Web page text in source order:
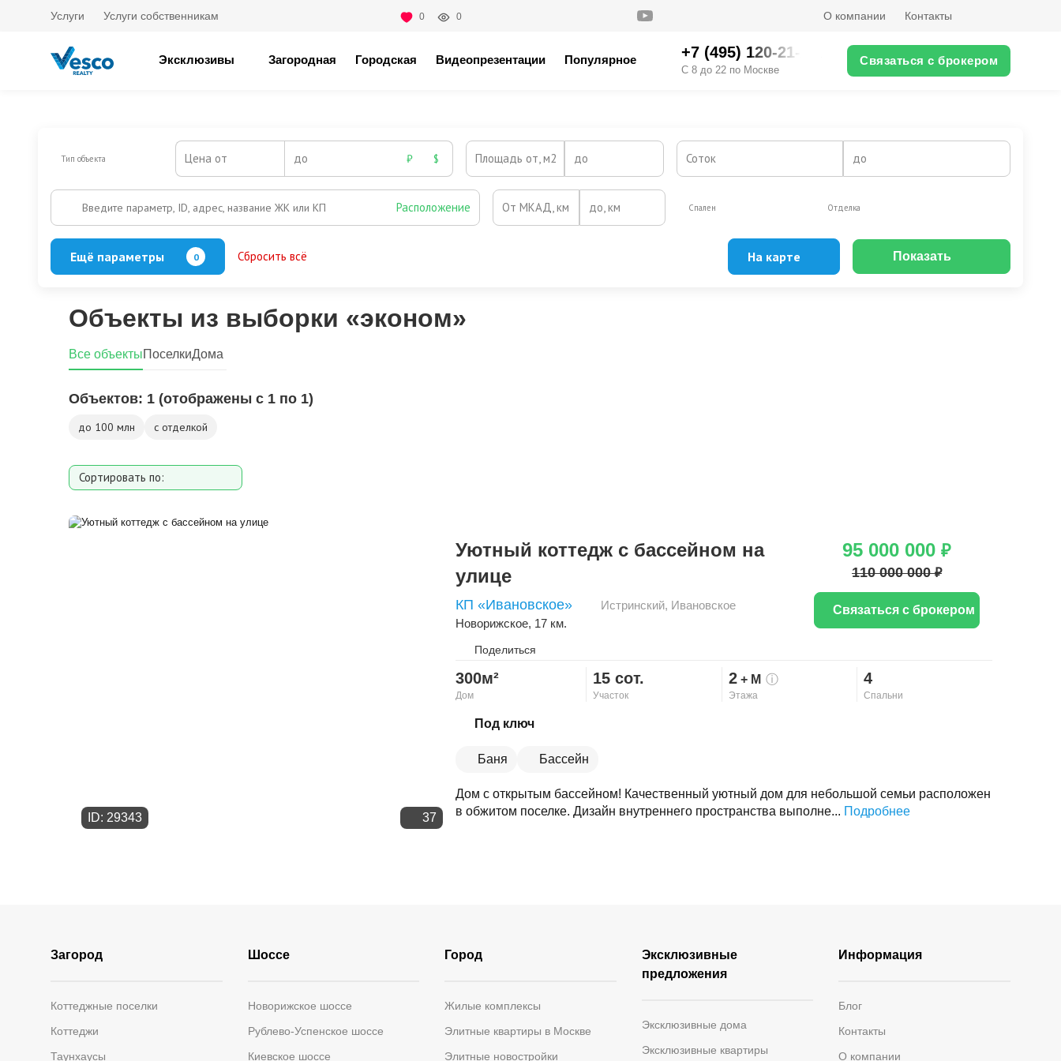
Услуги Услуги собственникам 0 0 О компании Контакты
Эксклюзивы Загородная Городская Видеопрезентации Популярное +7 (495) 120-21-XX
С 8 до 22 по Москве
Связаться с брокером
Тип объекта Цена от до ₽ $ Площадь от, м2 до Соток до
Введите параметр, ID, адрес, название ЖК или КП Расположение От МКАД, км до, км Спален Отделка
Ещё параметры 0 Сбросить всё На карте Показать
Объекты из выборки «эконом»
Объектов: 1 (отображены с 1 по 1)
Все объектыПоселкиДома
до 100 млн с отделкой
Сортировать по:
Площади участка
ID: 29343 37
Уютный коттедж с бассейном на
улице
КП «Ивановское» Истринский, Ивановское
Новорижское, 17 км.
Поделиться
300м²
Дом
15 сот.
Участок
2+ М ⓘ
Этажа
4
Спальни
Под ключ
Баня Бассейн
Дом с открытым бассейном! Качественный уютный дом для небольшой семьи расположен
в обжитом поселке. Дизайн внутреннего пространства выполне... Подробнее
95 000 000 ₽
110 000 000 ₽
Связаться с брокером
Загород
Коттеджные поселки
Коттеджи
Таунхаусы
Шоссе
Новорижское шоссе
Рублево-Успенское шоссе
Киевское шоссе
Город
Жилые комплексы
Элитные квартиры в Москве
Элитные новостройки
Эксклюзивные
предложения
Эксклюзивные дома
Эксклюзивные квартиры
Информация
Блог
Контакты
О компании